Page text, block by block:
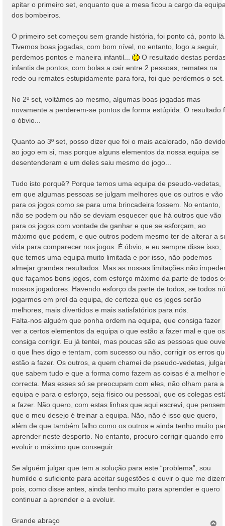
apitar o primeiro set, enquanto que a mesa ficou a cargo da
dos bombeiros.
O primeiro set começou sem grande história, foi ponto cá, ponto
Tivemos boas jogadas, com bom nível, no entanto, logo a seguir,
perdemos pontos e maneira infantil...
O resultado destas
infantis de pontos, com bolas a cair entre 2 pessoas, remates na
rede ou remates estupidamente para fora, foi que perdemos o set.
No 2º set, voltámos ao mesmo, algumas boas jogadas mas
novamente a perderem-se pontos de forma estúpida. O resultado
o óbvio...
Quanto ao 3º set, posso dizer que foi o mais acalorado, não devido
ao jogo em si, mas porque alguns elementos da nossa equipa se
desentenderam e um deles saiu mesmo do jogo...
Tudo isto porquê? Porque temos uma equipa de pseudo-vedetas,
em que algumas pessoas se julgam melhores que os outros e vão
para os jogos como se para uma brincadeira fossem. No entanto,
não se podem ou não se deviam esquecer que há outros que vão
para os jogos com vontade de ganhar e que se esforçam, ao
máximo que podem, e que outros podem mesmo ter de alterar a
vida para comparecer nos jogos. É óbvio, e eu sempre disse isso,
que temos uma equipa muito limitada e por isso, não podemos
almejar grandes resultados. Mas as nossas limitações não
que façamos bons jogos, com esforço máximo da parte de todos
nossos jogadores. Havendo esforço da parte de todos, se todos
jogarmos em prol da equipa, de certeza que os jogos serão
melhores, mais divertidos e mais satisfatórios para nós.
Falta-nos alguém que ponha ordem na equipa, que consiga fazer
ver a certos elementos da equipa o que estão a fazer mal e que os
consiga corrigir. Eu já tentei, mas poucas são as pessoas que
o que lhes digo e tentam, com sucesso ou não, corrigir os erros
estão a fazer. Os outros, a quem chamei de pseudo-vedetas,
que sabem tudo e que a forma como fazem as coisas é a melhor
correcta. Mas esses só se preocupam com eles, não olham para a
equipa e para o esforço, seja físico ou pessoal, que os colegas
a fazer. Não quero, com estas linhas que aqui escrevi, que
que o meu desejo é treinar a equipa. Não, não é isso que quero,
além de que também falho como os outros e ainda tenho muito
aprender neste desporto. No entanto, procuro corrigir quando erro
evoluir o máximo que conseguir.
Se alguém julgar que tem a solução para este “problema”, sou
humilde o suficiente para aceitar sugestões e ouvir o que me
pois, como disse antes, ainda tenho muito para aprender e quero
continuar a aprender e a evoluir.
Grande abraço